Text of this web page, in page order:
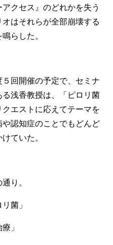
クセス』のどれかを失う
はそれらが全部崩壊する
らした。
回開催の予定で、セミナ
浅香教授は、「ピロリ菌
エストに応えてテーマを
認知症のことでもどんど
ていた。
り。
菌」
」